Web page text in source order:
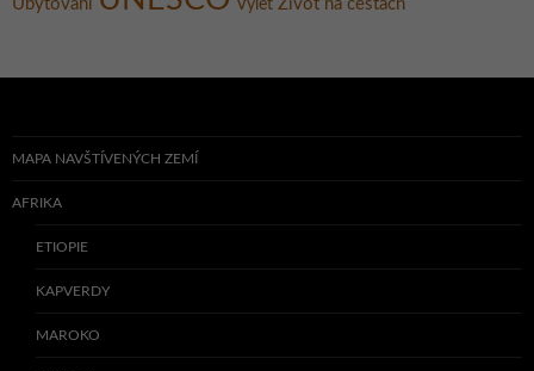
Ubytování Výlet Život na cestách
MAPA NAVŠTÍVENÝCH ZEMÍ
AFRIKA
ETIOPIE
KAPVERDY
MAROKO